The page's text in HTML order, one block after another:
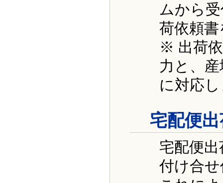
ムから
荷依頼
※ 出荷
力と、
に対応
宅配便
宅配便
付け合